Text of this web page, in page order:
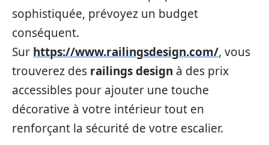
sophistiquée, prévoyez un budget
conséquent.
Sur https://www.railingsdesign.com/, vous
trouverez des railings design à des prix
accessibles pour ajouter une touche
décorative à votre intérieur tout en
renforçant la sécurité de votre escalier.